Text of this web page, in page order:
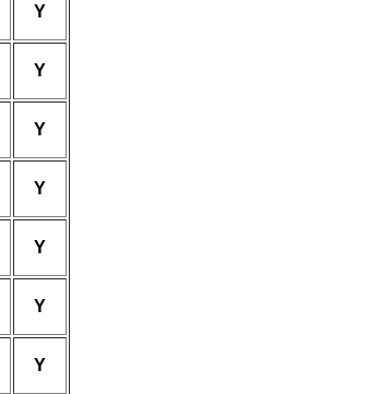
Y
Y
Y
Y
Y
Y
Y